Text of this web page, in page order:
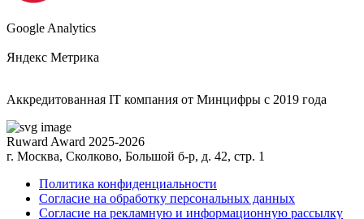
Google Analytics
Яндекс Метрика
Аккредитованная IT компания от Минцифры с 2019 года
Ruward Award 2025-2026
г. Москва, Сколково, Большой б-р, д. 42, стр. 1
Политика конфиденциальности
Согласие на обработку персональных данных
Согласие на рекламную и информационную рассылку